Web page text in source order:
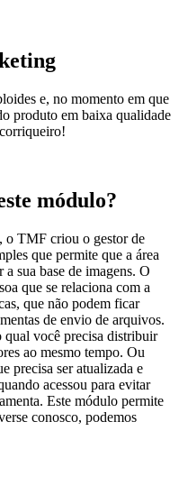
e, no momento em que
produto em baixa qualidade
módulo?
o TMF criou o gestor de
que permite que a área
sua base de imagens. O
que se relaciona com a
que não podem ficar
de envio de arquivos.
você precisa distribuir
ao mesmo tempo. Ou
precisa ser atualizada e
acessou para evitar
Este módulo permite
conosco, podemos